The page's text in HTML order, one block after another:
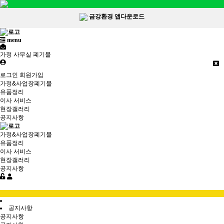
금강환경 앱다운로드
menu
가정 사무실 폐기물
로그인 회원가입
가정&사업장폐기물
유품정리
이사 서비스
현장갤러리
공지사항
가정&사업장폐기물
유품정리
이사 서비스
현장갤러리
공지사항
공지사항
공지사항